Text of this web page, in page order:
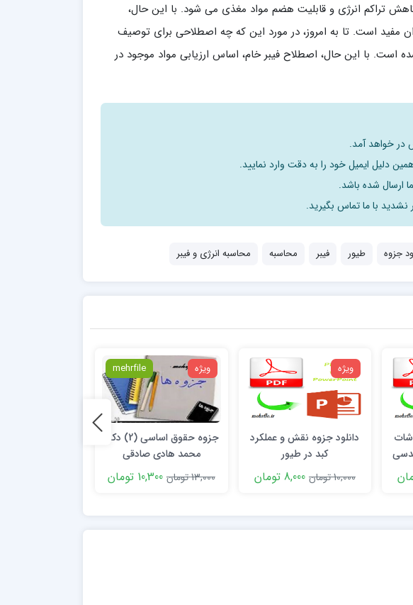
تراکم انرژی و قابلیت هضم مواد مغذی می شود. با این حال،
مفید است. تا به امروز، در مورد این که چه اصطلاحی برای توصیف
با این حال، اصطلاح فیبر خام، اساس ارزیابی مواد موجود در
در خواهد آمد.
دلیل ایمیل خود را به دقت وارد نمایید.
نشدید با ما تماس بگیرید.
جزوه طیور فیبر محاسبه محاسبه انرژی و فیبر
ویژه
دانلود جزوه نقش و عملکرد
کبد در طیور
10,000 تومان
8,000 تومان
ویژه mehrfile
جزوه حقوق اساسی (2) دکتر
محمد هادی صادقی
13,000 تومان
10,300 تومان